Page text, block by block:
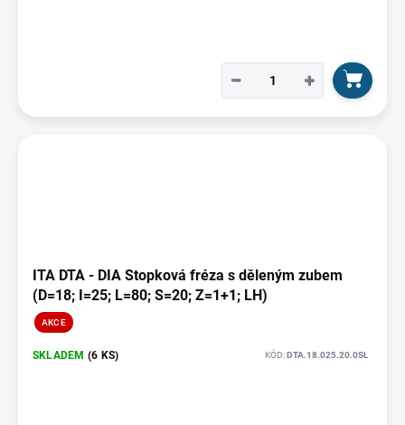
+
−
ITA DTA - DIA Stopková fréza s děleným zubem
(D=18; I=25; L=80; S=20; Z=1+1; LH)
AKCE
SKLADEM (6 KS) KÓD:DTA.18.025.20.0SL